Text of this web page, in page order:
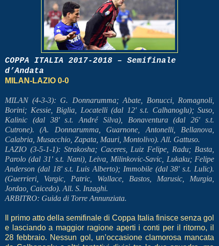
COPPA ITALIA 2017-2018 – Semifinale
d’Andata
MILAN-LAZIO 0-0
MILAN (4-3-3): G. Donnarumma; Abate, Bonucci, Romagnoli,
Borini; Kessie, Biglia, Locatelli (dal 12' s.t. Calhanoglu); Suso,
Kalinic (dal 38' s.t. André Silva), Bonaventura (dal 26' s.t.
Cutrone). (A. Donnarumma, Guarnone, Antonelli, Bellanova,
Calabria, Musacchio, Zapata, Mauri, Montolivo). All. Gattuso.
LAZIO (3-5-1-1): Strakosha; Caceres, Luiz Felipe, Radu; Basta,
Parolo (dal 31' s.t. Nani), Leiva, Milinkovic-Savic, Lukaku; Felipe
Anderson (dal 18' s.t. Luis Alberto); Immobile (dal 38' s.t. Lulic).
(Guerrieri, Vargic, Patric, Wallace, Bastos, Marusic, Murgia,
Jordao, Caicedo). All. S. Inzaghi.
ARBITRO: Guida di Torre Annunziata.
Il primo atto della semifinale di Coppa Italia finisce senza gol
e lasciando a maggior ragione aperti i conti per il ritorno, il
28 febbraio. Nessun gol, un’occasione clamorosa mancata